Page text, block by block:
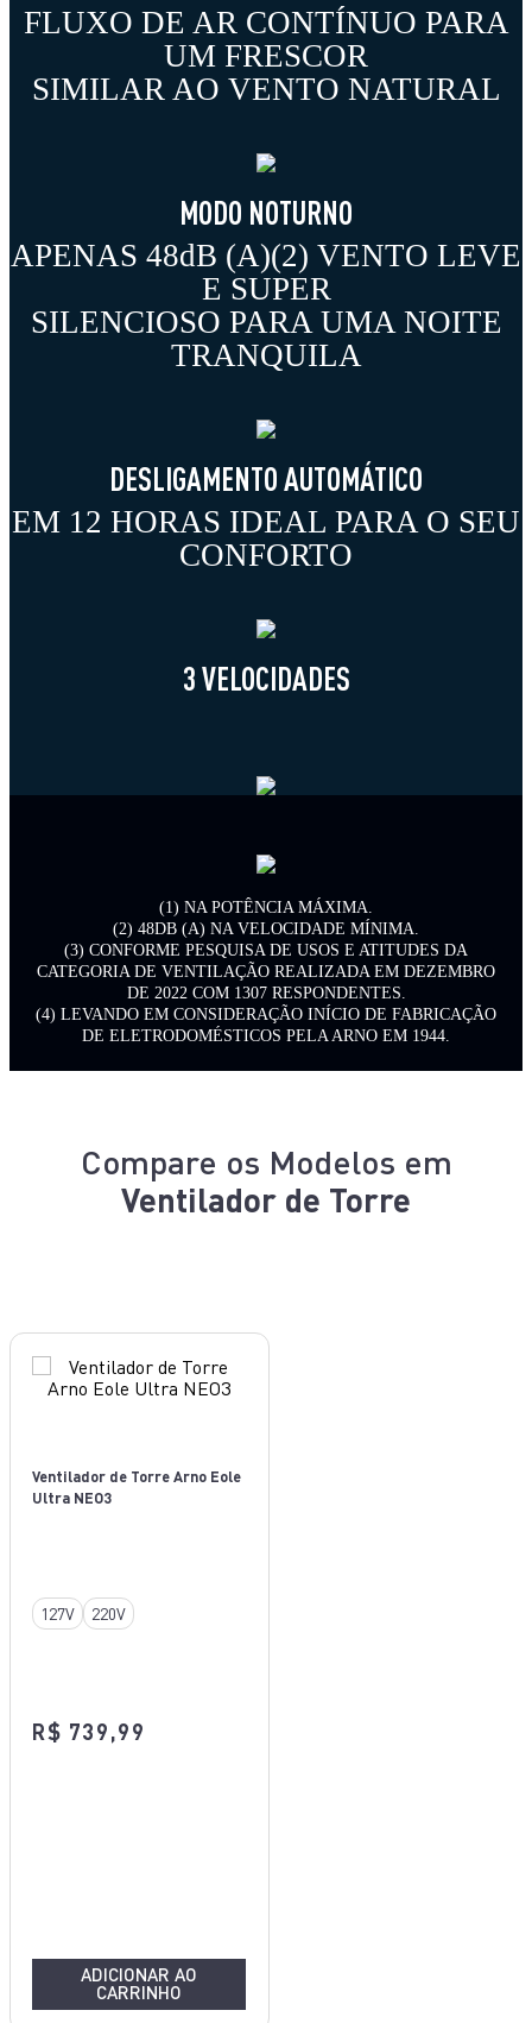
FLUXO DE AR CONTÍNUO PARA
UM FRESCOR
SIMILAR AO VENTO NATURAL
MODO NOTURNO
APENAS 48dB (A)(2) VENTO LEVE
E SUPER
SILENCIOSO PARA UMA NOITE
TRANQUILA
DESLIGAMENTO AUTOMÁTICO
EM 12 HORAS IDEAL PARA O SEU
CONFORTO
3 VELOCIDADES
(1) NA POTÊNCIA MÁXIMA.
(2) 48DB (A) NA VELOCIDADE MÍNIMA.
(3) CONFORME PESQUISA DE USOS E ATITUDES DA
CATEGORIA DE VENTILAÇÃO REALIZADA EM DEZEMBRO
DE 2022 COM 1307 RESPONDENTES.
(4) LEVANDO EM CONSIDERAÇÃO INÍCIO DE FABRICAÇÃO
DE ELETRODOMÉSTICOS PELA ARNO EM 1944.
Compare os Modelos em
Ventilador de Torre
Ventilador de Torre Arno Eole
Ultra NEO3
127V 220V
R$ 739,99
ADICIONAR AO
CARRINHO